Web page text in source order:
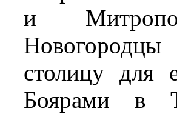
и
столицу для
Боярами в